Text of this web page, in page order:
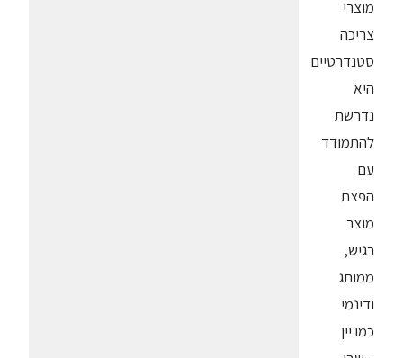
מוצרי
צריכה
סטנדרטיים
היא
נדרשת
להתמודד
עם
הפצת
מוצר
רגיש,
ממותג
ודינמי
כמו יין